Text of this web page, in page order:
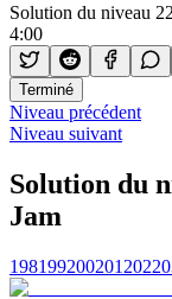
Solution du niveau
4:00
Terminé
Niveau précédent
Niveau suivant
Solution du
Jam
198199200201 202